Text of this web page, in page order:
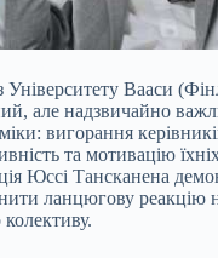
Університету Вааси
але надзвичайно
вигорання
та мотивацію
Юссі Тансканена
ланцюгову реакцію
колективу.